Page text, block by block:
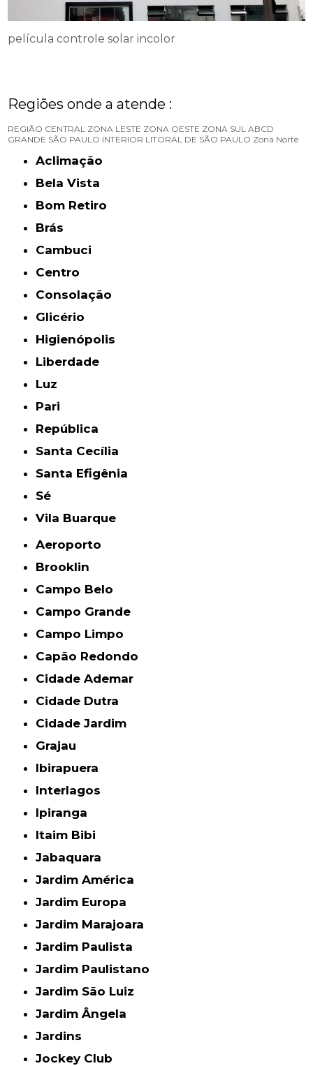
película controle solar incolor
Regiões onde a atende :
REGIÃO CENTRAL ZONA LESTE ZONA OESTE ZONA SUL ABCD
GRANDE SÃO PAULO INTERIOR LITORAL DE SÃO PAULO Zona Norte
Aclimação
Bela Vista
Bom Retiro
Brás
Cambuci
Centro
Consolação
Glicério
Higienópolis
Liberdade
Luz
Pari
República
Santa Cecília
Santa Efigênia
Sé
Vila Buarque
Aeroporto
Brooklin
Campo Belo
Campo Grande
Campo Limpo
Capão Redondo
Cidade Ademar
Cidade Dutra
Cidade Jardim
Grajau
Ibirapuera
Interlagos
Ipiranga
Itaim Bibi
Jabaquara
Jardim América
Jardim Europa
Jardim Marajoara
Jardim Paulista
Jardim Paulistano
Jardim São Luiz
Jardim Ângela
Jardins
Jockey Club